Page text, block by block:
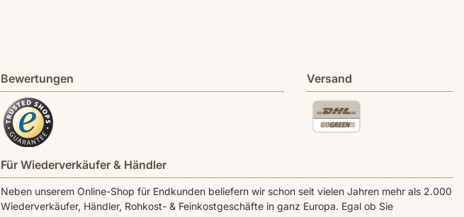
Bewertungen Versand
Für Wiederverkäufer & Händler
Neben unserem Online-Shop für Endkunden beliefern wir schon seit vielen Jahren mehr als 2.000
Wiederverkäufer, Händler, Rohkost- & Feinkostgeschäfte in ganz Europa. Egal ob Sie